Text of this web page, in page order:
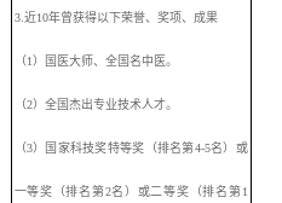
3.近10年曾获得以下荣誉、奖项、成果
（1）国医大师、全国名中医。
（2）全国杰出专业技术人才。
（3）国家科技奖特等奖（排名第4-5名）或
一等奖（排名第2名）或二等奖（排名第1